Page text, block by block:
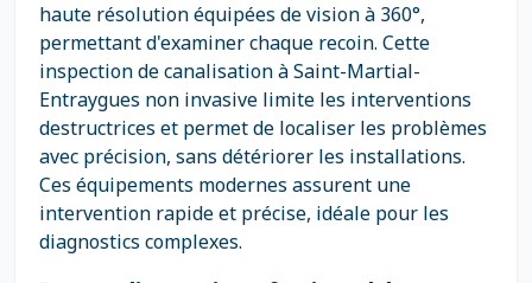
haute résolution équipées de vision à 360°,
permettant d'examiner chaque recoin. Cette
inspection de canalisation à Saint-Martial-
Entraygues non invasive limite les interventions
destructrices et permet de localiser les problèmes
avec précision, sans détériorer les installations.
Ces équipements modernes assurent une
intervention rapide et précise, idéale pour les
diagnostics complexes.